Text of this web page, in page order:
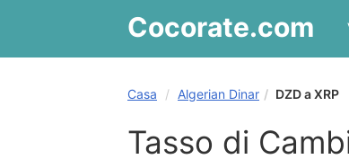
Cocorate.com
Casa Algerian Dinar DZD a XRP
Tasso di